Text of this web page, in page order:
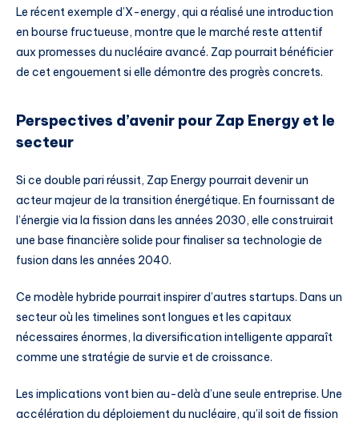
Le récent exemple d’X-energy, qui a réalisé une introduction
en bourse fructueuse, montre que le marché reste attentif
aux promesses du nucléaire avancé. Zap pourrait bénéficier
de cet engouement si elle démontre des progrès concrets.
Perspectives d’avenir pour Zap Energy et le
secteur
Si ce double pari réussit, Zap Energy pourrait devenir un
acteur majeur de la transition énergétique. En fournissant de
l’énergie via la fission dans les années 2030, elle construirait
une base financière solide pour finaliser sa technologie de
fusion dans les années 2040.
Ce modèle hybride pourrait inspirer d’autres startups. Dans un
secteur où les timelines sont longues et les capitaux
nécessaires énormes, la diversification intelligente apparaît
comme une stratégie de survie et de croissance.
Les implications vont bien au-delà d’une seule entreprise. Une
accélération du déploiement du nucléaire, qu’il soit de fission